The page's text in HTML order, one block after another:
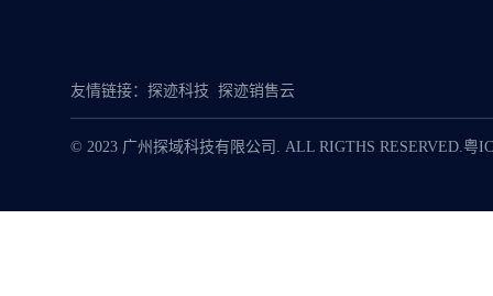
友情链接： 探迹科技 探迹销售云
© 2023 广州探域科技有限公司. ALL RIGTHS RESERVED.粤